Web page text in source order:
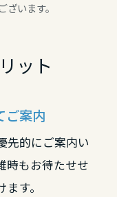
います。
ット
ご案内
先的にご案内い
時もお待たせせ
す。